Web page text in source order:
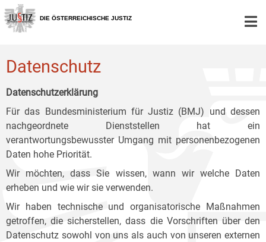
Zur
Hauptnavigation
[1]
Zum
Inhalt
[2]
Zum
Untermenü
[3]
DIE ÖSTERREICHISCHE JUSTIZ
Datenschutz
Datenschutzerklärung
Für das Bundesministerium für Justiz (BMJ) und dessen
nachgeordnete Dienststellen hat ein
verantwortungsbewusster Umgang mit personenbezogenen
Daten hohe Priorität.
Wir möchten, dass Sie wissen, wann wir welche Daten
erheben und wie wir sie verwenden.
Wir haben technische und organisatorische Maßnahmen
getroffen, die sicherstellen, dass die Vorschriften über den
Datenschutz sowohl von uns als auch von unseren externen